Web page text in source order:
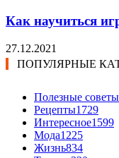
Как научиться
27.12.2021
ПОПУЛЯРНЫЕ
Полезные советы
Рецепты1729
Интересное1599
Мода1225
Жизнь834